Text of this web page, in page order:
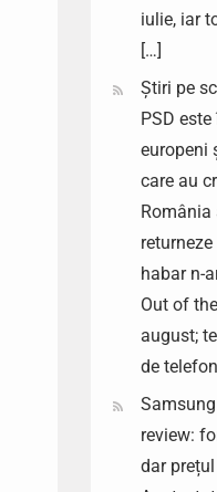
iulie, iar
[…]
Știri pe
PSD
europeni
care au
România
habar n-
Out of
august;
de
review:
dar